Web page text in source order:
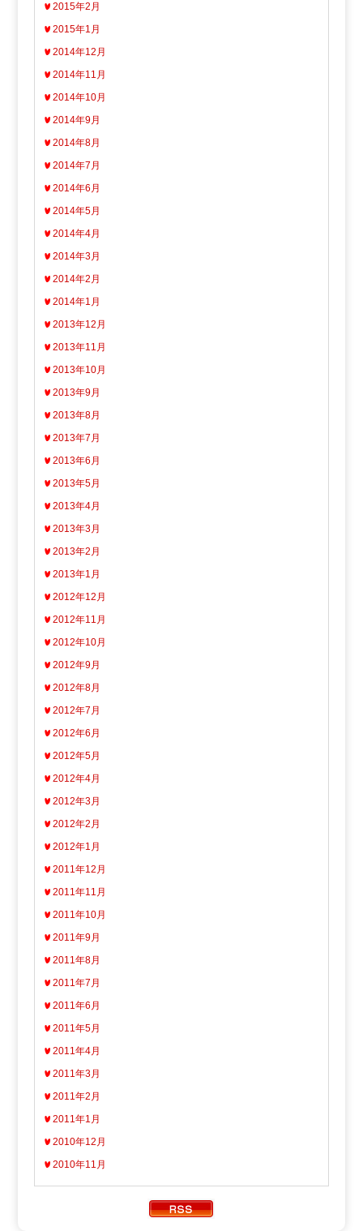
2015年2月
2015年1月
2014年12月
2014年11月
2014年10月
2014年9月
2014年8月
2014年7月
2014年6月
2014年5月
2014年4月
2014年3月
2014年2月
2014年1月
2013年12月
2013年11月
2013年10月
2013年9月
2013年8月
2013年7月
2013年6月
2013年5月
2013年4月
2013年3月
2013年2月
2013年1月
2012年12月
2012年11月
2012年10月
2012年9月
2012年8月
2012年7月
2012年6月
2012年5月
2012年4月
2012年3月
2012年2月
2012年1月
2011年12月
2011年11月
2011年10月
2011年9月
2011年8月
2011年7月
2011年6月
2011年5月
2011年4月
2011年3月
2011年2月
2011年1月
2010年12月
2010年11月